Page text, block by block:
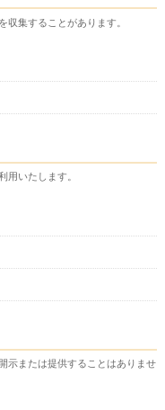
収集することがあります。
用いたします。
示または提供することはありませ